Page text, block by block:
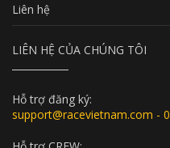
Liên hệ
LIÊN HỆ CỦA CHÚNG TÔI
Hỗ trợ đăng ký:
support@racevietnam.com -